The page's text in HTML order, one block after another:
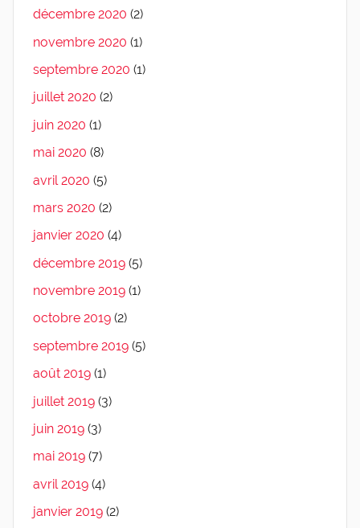
décembre 2020 (2)
novembre 2020 (1)
septembre 2020 (1)
juillet 2020 (2)
juin 2020 (1)
mai 2020 (8)
avril 2020 (5)
mars 2020 (2)
janvier 2020 (4)
décembre 2019 (5)
novembre 2019 (1)
octobre 2019 (2)
septembre 2019 (5)
août 2019 (1)
juillet 2019 (3)
juin 2019 (3)
mai 2019 (7)
avril 2019 (4)
janvier 2019 (2)